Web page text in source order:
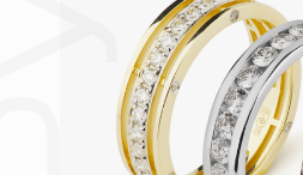
Изделия с бриллиантами
других камней.
3. Ни в коем случае не храните
Особенно беречь от
позолоченные изделия. Также
переносят жемчуг, бирюза,
4. Специалисты обычно